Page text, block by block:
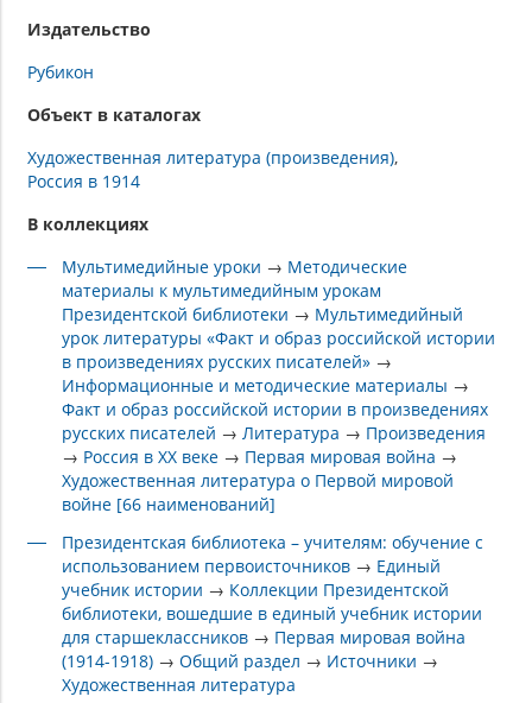
Издательство
Рубикон
Объект в каталогах
Художественная литература (произведения)
Россия в 1914
В коллекциях
Мультимедийные уроки → Методические
материалы к мультимедийным урокам
Президентской библиотеки → Мультимедийный
урок литературы «Факт и образ российской истории
в произведениях русских писателей» →
Информационные и методические материалы →
Факт и образ российской истории в произведениях
русских писателей →Литература → Произведения
→ Россия в XX веке → Первая мировая война →
Художественная литература о Первой мировой
войне [66 наименований]
Президентская библиотека – учителям: обучение с
использованием первоисточников → Единый
учебник истории → Коллекции Президентской
библиотеки, вошедшие в единый учебник истории
для старшеклассников → Первая мировая война
(1914-1918) →Общий раздел → Источники →
Художественная литература